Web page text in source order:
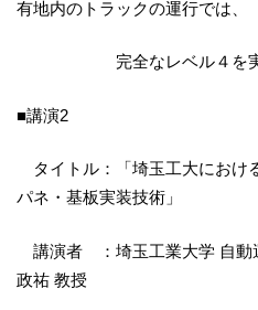
有地内のトラックの運行では、
完全なレベル４を実現
■講演2
タイトル：「埼玉工大におけ
パネ・基板実装技術」
講演者 ：埼玉工業大学 自動
政祐 教授